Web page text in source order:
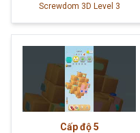
Screwdom 3D Level 3
Cấp độ 5